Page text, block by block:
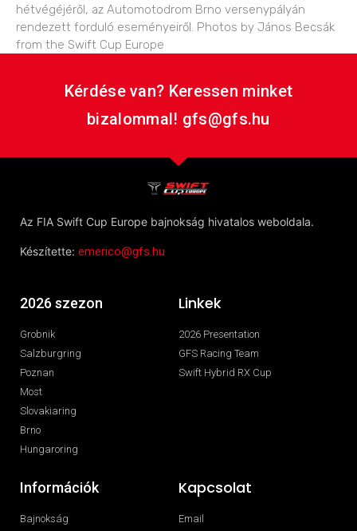
hétvégéjéről, az Automotodrom Brno versenypályán
rendezett forduló eseményeiről. Photos by János Becsák
from the Swift Cup Europe
Kérdése van? Keressen minket
bizalommal! gfs@gfs.hu
Az FIA Swift Cup Europe bajnokság hivatalos weboldala.
Készítette: emerico@gfs.hu
2026 szezon
Grobnik
Salzburgring
Poznan
Most
Slovakiaring
Brno
Hungaroring
Linkek
2026 Presentation
GFS Racing Team
Swift Hybrid RX Cup
Információk
Bajnokság
Kapcsolat
Email